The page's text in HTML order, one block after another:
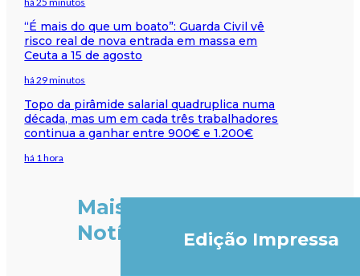
“É mais do que um boato”: Guarda Civil vê
risco real de nova entrada em massa em
Ceuta a 15 de agosto
há 29 minutos
Topo da pirâmide salarial quadruplica numa
década, mas um em cada três trabalhadores
continua a ganhar entre 900€ e 1.200€
há 1 hora
Mais
Notícias
Edição Impressa